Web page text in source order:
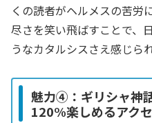
くの読者がヘルメスの苦労
尽さを笑い飛ばすことで、
うなカタルシスさえ感じら
魅力④：ギリシャ神
120%楽しめるアク